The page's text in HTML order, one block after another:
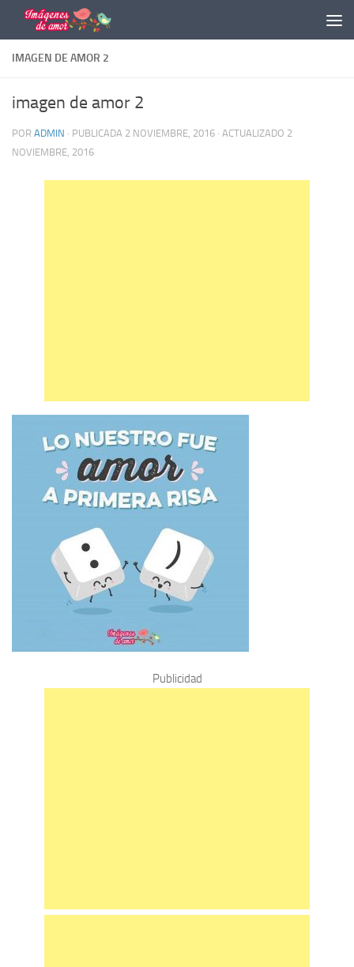
Saltar al contenido
IMAGEN DE AMOR 2
imagen de amor 2
POR ADMIN · PUBLICADA 2 NOVIEMBRE, 2016 · ACTUALIZADO 2
NOVIEMBRE, 2016
Publicidad